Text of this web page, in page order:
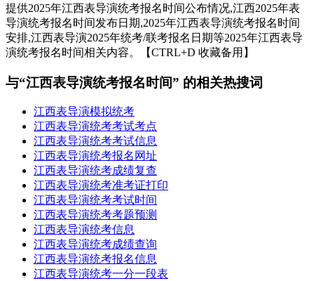
提供2025年江西表导演统考报名时间公布情况,江西2025年表
导演统考报名时间发布日期,2025年江西表导演统考报名时间
安排,江西表导演2025年统考/联考报名日期等2025年江西表导
演统考报名时间相关内容。【CTRL+D 收藏备用】
与“江西表导演统考报名时间” 的相关热搜词
江西表导演模拟统考
江西表导演统考考试考点
江西表导演统考考试信息
江西表导演统考报名网址
江西表导演统考成绩复查
江西表导演统考准考证打印
江西表导演统考考试时间
江西表导演统考考题预测
江西表导演统考信息
江西表导演统考成绩查询
江西表导演统考报名信息
江西表导演统考一分一段表